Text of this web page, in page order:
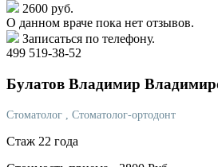
2600 руб.
О данном враче пока нет отзывов.
Записаться по телефону.
499 519-38-52
Булатов Владимир
Стоматолог , Стоматолог-ортодонт
Стаж 22 года